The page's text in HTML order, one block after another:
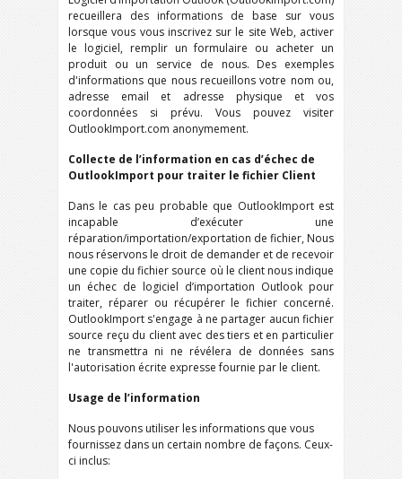
recueillera des informations de base sur vous
lorsque vous vous inscrivez sur le site Web, activer
le logiciel, remplir un formulaire ou acheter un
produit ou un service de nous. Des exemples
d'informations que nous recueillons votre nom ou,
adresse email et adresse physique et vos
coordonnées si prévu. Vous pouvez visiter
OutlookImport.com anonymement.
Collecte de l’information en cas d’échec de
OutlookImport pour traiter le fichier Client
Dans le cas peu probable que OutlookImport est
incapable d’exécuter une
réparation/importation/exportation de fichier, Nous
nous réservons le droit de demander et de recevoir
une copie du fichier source où le client nous indique
un échec de logiciel d’importation Outlook pour
traiter, réparer ou récupérer le fichier concerné.
OutlookImport s'engage à ne partager aucun fichier
source reçu du client avec des tiers et en particulier
ne transmettra ni ne révélera de données sans
l'autorisation écrite expresse fournie par le client.
Usage de l’information
Nous pouvons utiliser les informations que vous
fournissez dans un certain nombre de façons. Ceux-
ci inclus: